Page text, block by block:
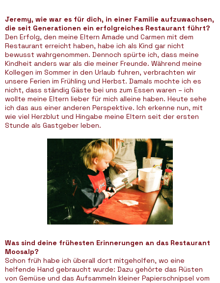
Jeremy, wie war es für dich, in einer Familie aufzuwachsen,
die seit Generationen ein erfolgreiches Restaurant führt?
Den Erfolg, den meine Eltern Amade und Carmen mit dem
Restaurant erreicht haben, habe ich als Kind gar nicht
bewusst wahrgenommen. Dennoch spürte ich, dass meine
Kindheit anders war als die meiner Freunde. Während meine
Kollegen im Sommer in den Urlaub fuhren, verbrachten wir
unsere Ferien im Frühling und Herbst. Damals mochte ich es
nicht, dass ständig Gäste bei uns zum Essen waren – ich
wollte meine Eltern lieber für mich alleine haben. Heute sehe
ich das aus einer anderen Perspektive. Ich erkenne nun, mit
wie viel Herzblut und Hingabe meine Eltern seit der ersten
Stunde als Gastgeber leben.
Was sind deine frühesten Erinnerungen an das Restaurant
Moosalp?
Schon früh habe ich überall dort mitgeholfen, wo eine
helfende Hand gebraucht wurde: Dazu gehörte das Rüsten
von Gemüse und das Aufsammeln kleiner Papierschnipsel vom